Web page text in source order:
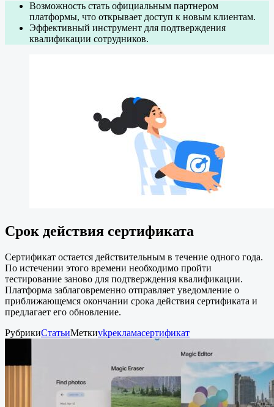
Возможность стать официальным партнером
платформы, что открывает доступ к новым клиентам.
Эффективный инструмент для подтверждения
квалификации сотрудников.
Срок действия сертификата
Сертификат остается действительным в течение одного года.
По истечении этого времени необходимо пройти
тестирование заново для подтверждения квалификации.
Платформа заблаговременно отправляет уведомление о
приближающемся окончании срока действия сертификата и
предлагает его обновление.
РубрикиСтатьиМеткиvkрекламасертификат